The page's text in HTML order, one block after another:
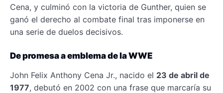
Cena, y culminó con la victoria de Gunther, quien se
ganó el derecho al combate final tras imponerse en
una serie de duelos decisivos.
De promesa a emblema de la WWE
John Felix Anthony Cena Jr., nacido el 23 de abril de
1977, debutó en 2002 con una frase que marcaría su